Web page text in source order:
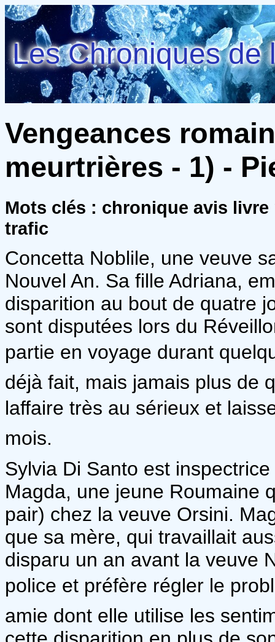
Les Chroniques de
Vengeances
meurtrières - 1) -
Mots clés : chronique avis
trafic
Concetta Noblile, une veuve
Nouvel An. Sa fille Adriana,
disparition au bout de quatre
sont disputées lors du
partie en voyage durant
déjà fait, mais jamais plus de
laffaire très au sérieux et
mois.
Sylvia Di Santo est
Magda, une jeune Roumaine
pair) chez la veuve Orsini.
que sa mère, qui travaillait
disparu un an avant la veuve
police et préfère régler le
amie dont elle utilise les